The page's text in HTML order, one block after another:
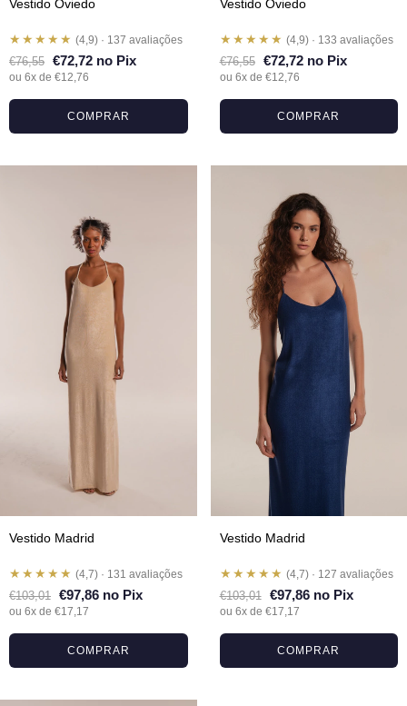
Vestido Oviedo
★★★★★ (4,9) · 137 avaliações
€76,55 €72,72 no Pix
ou 6x de €12,76
COMPRAR
Vestido Oviedo
★★★★★ (4,9) · 133 avaliações
€76,55 €72,72 no Pix
ou 6x de €12,76
COMPRAR
Vestido Madrid
★★★★★ (4,7) · 131 avaliações
€103,01 €97,86 no Pix
ou 6x de €17,17
COMPRAR
Vestido Madrid
★★★★★ (4,7) · 127 avaliações
€103,01 €97,86 no Pix
ou 6x de €17,17
COMPRAR